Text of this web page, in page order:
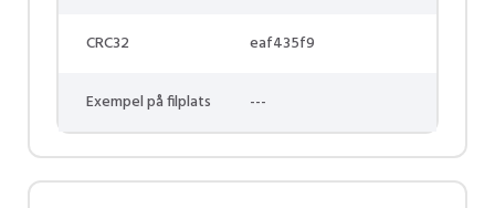
CRC32 eaf435f9
Exempel på filplats ---